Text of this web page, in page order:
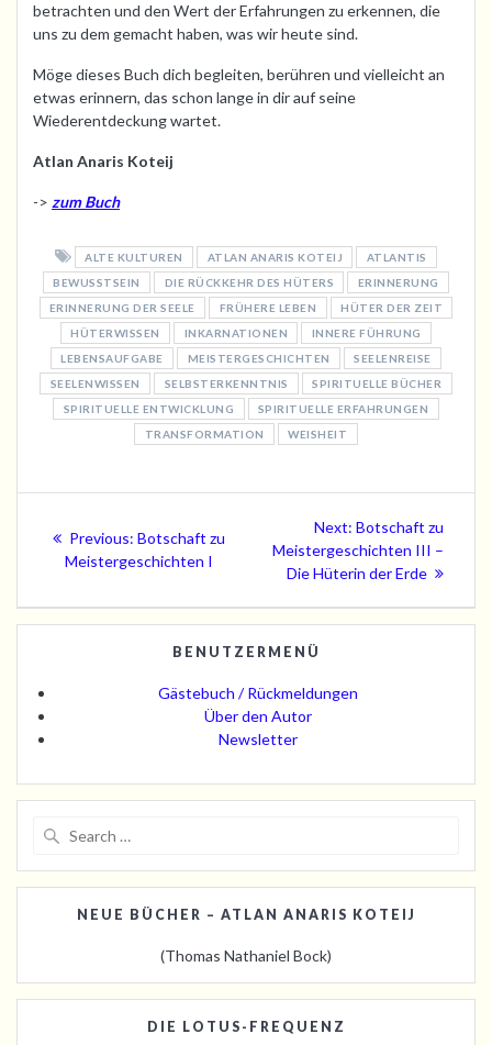
betrachten und den Wert der Erfahrungen zu erkennen, die
uns zu dem gemacht haben, was wir heute sind.
Möge dieses Buch dich begleiten, berühren und vielleicht an
etwas erinnern, das schon lange in dir auf seine
Wiederentdeckung wartet.
Atlan Anaris Koteij
-> zum Buch
ALTE KULTUREN ATLAN ANARIS KOTEIJ
ATLANTIS
BEWUSSTSEIN
DIE RÜCKKEHR DES HÜTERS
ERINNERUNG
ERINNERUNG DER SEELE
FRÜHERE LEBEN
HÜTER DER ZEIT
HÜTERWISSEN
INKARNATIONEN
INNERE FÜHRUNG
LEBENSAUFGABE
MEISTERGESCHICHTEN
SEELENREISE
SEELENWISSEN
SELBSTERKENNTNIS
SPIRITUELLE BÜCHER
SPIRITUELLE ENTWICKLUNG
SPIRITUELLE ERFAHRUNGEN
TRANSFORMATION
WEISHEIT
Previous: Previous
post:
Botschaft zu
Meistergeschichten I
Next: Next
post:
Botschaft zu
Meistergeschichten III –
Die Hüterin der Erde
BENUTZERMENÜ
Gästebuch / Rückmeldungen
Über den Autor
Newsletter
NEUE BÜCHER – ATLAN ANARIS KOTEIJ
(Thomas Nathaniel Bock)
DIE LOTUS-FREQUENZ